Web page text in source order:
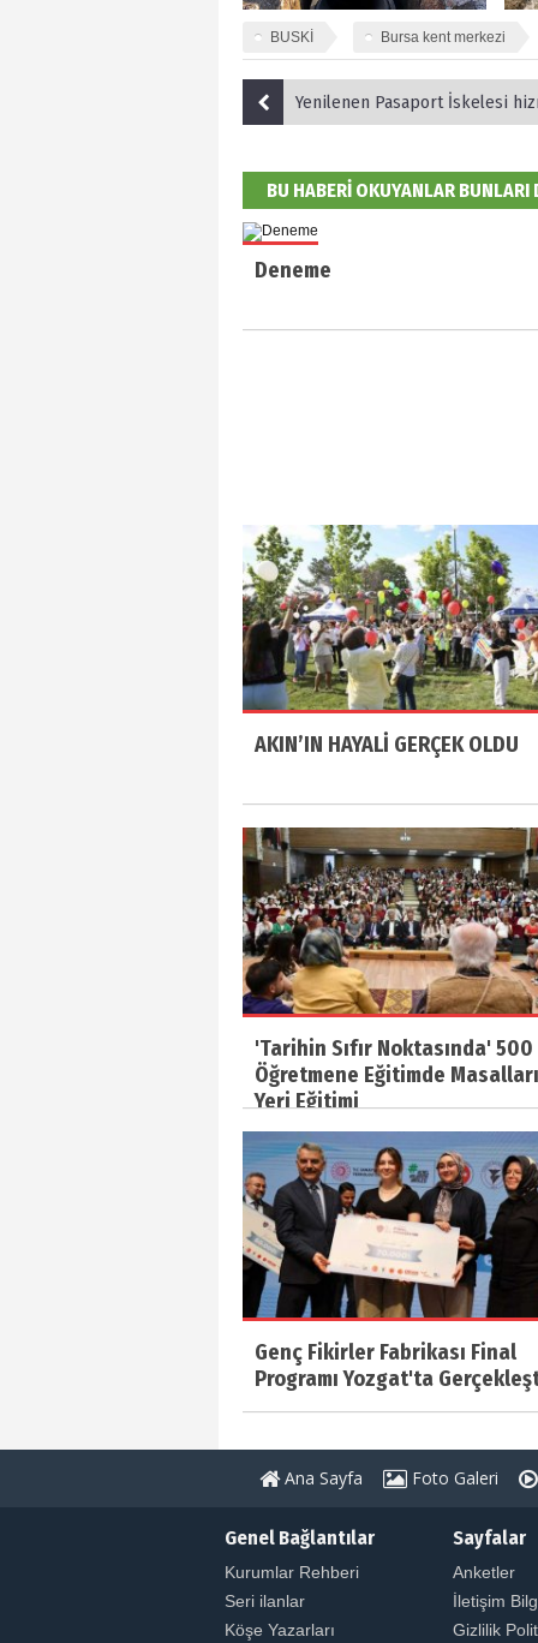
BUSKİ Bursa kent merkezi
Yenilenen Pasaport İskelesi
BU HABERİ OKUYANLAR BUNLARI
Deneme
AKIN’IN HAYALİ GERÇEK OLDU
'Tarihin Sıfır Noktasında' 500
Öğretmene Eğitimde
Yeri Eğitimi
Genç Fikirler Fabrikası Final
Programı Yozgat'ta
Ana Sayfa Foto Galeri
Genel Bağlantılar
Kurumlar Rehberi
Seri ilanlar
Köşe Yazarları
Sayfalar
Anketler
İletişim
Gizlilik